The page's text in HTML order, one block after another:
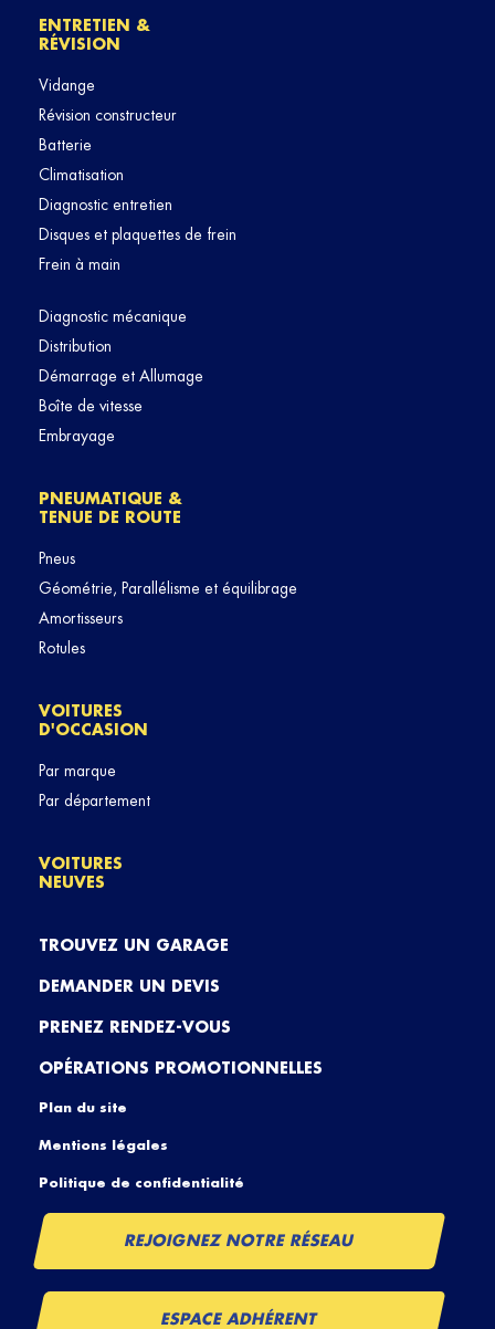
ENTRETIEN &
RÉVISION
Vidange
Révision constructeur
Batterie
Climatisation
Diagnostic entretien
Disques et plaquettes de frein
Frein à main
Diagnostic mécanique
Distribution
Démarrage et Allumage
Boîte de vitesse
Embrayage
PNEUMATIQUE &
TENUE DE ROUTE
Pneus
Géométrie, Parallélisme et équilibrage
Amortisseurs
Rotules
VOITURES
D'OCCASION
Par marque
Par département
VOITURES
NEUVES
TROUVEZ UN GARAGE
DEMANDER UN DEVIS
PRENEZ RENDEZ-VOUS
OPÉRATIONS PROMOTIONNELLES
Plan du site
Mentions légales
Politique de confidentialité
REJOIGNEZ NOTRE RÉSEAU
ESPACE ADHÉRENT